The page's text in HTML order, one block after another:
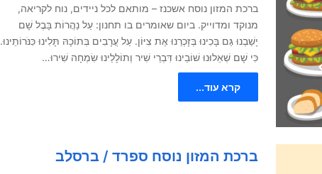
ברכת המזון נוסח אשכנז – מותאם לכל ניידים, נוח לקריאה,
מנוקד ומדוייק. ביום שאומרים בו תחנון: עַל נַהֲרוֹת בָּבֶל שָׁם
יָשַׁבְנוּ גַּם בָּכִינוּ בְּזָכְרֵנוּ אֶת צִיּוֹן. עַל עֲרָבִים בְּתוֹכָהּ תָּלִינוּ כִּנֹּרוֹתֵינוּ.
כִּי שָׁם שְׁאֵלוּנוּ שׁוֹבֵינוּ דִּבְרֵי שִׁיר וְתוֹלָלֵינוּ שִׂמְחָה שִׁירוּ…
קרא עוד...
ברכת המזון נוסח ספרד / ברסלב